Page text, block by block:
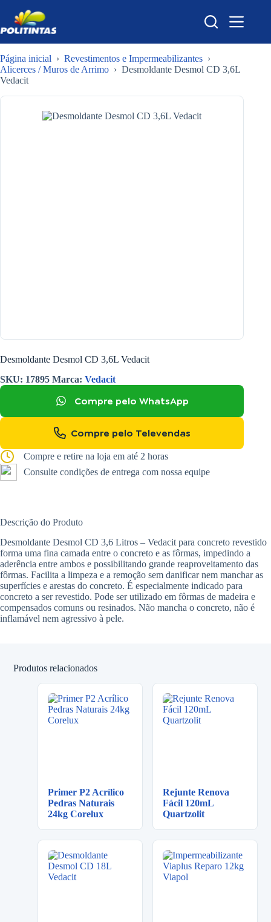
para
o
conteúdo
Página inicial › Revestimentos e Impermeabilizantes ›
Alicerces / Muros de Arrimo › Desmoldante Desmol CD 3,6L
Vedacit
Desmoldante Desmol CD 3,6L Vedacit
SKU: 17895 Marca: Vedacit
Compre pelo WhatsApp
Compre pelo Televendas
Compre e retire na loja em até 2 horas
Consulte condições de entrega com nossa equipe
Descrição do Produto
Desmoldante Desmol CD 3,6 Litros – Vedacit para concreto revestido
forma uma fina camada entre o concreto e as fôrmas, impedindo a
aderência entre ambos e possibilitando grande reaproveitamento das
fôrmas. Facilita a limpeza e a remoção sem danificar nem manchar as
superfícies e arestas do concreto. É especialmente indicado para
concreto a ser revestido. Pode ser utilizado em fôrmas de madeira e
compensados comuns ou resinados. Não mancha o concreto, não é
inflamável nem agressivo à pele.
Produtos relacionados
Primer P2 Acrílico
Pedras Naturais
24kg Corelux
Rejunte Renova
Fácil 120mL
Quartzolit